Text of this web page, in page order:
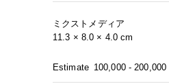
ミクストメディア
11.3 × 8.0 × 4.0 cm
Estimate 100,000 - 200,000